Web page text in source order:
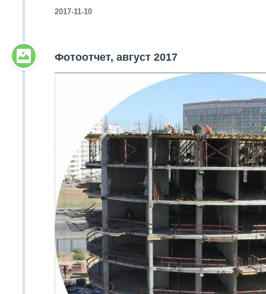
2017-11-10
Фотоотчет, август 2017